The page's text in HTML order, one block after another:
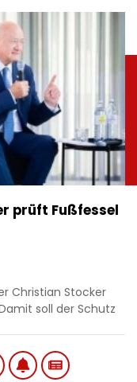
prüft Fußfessel
Christian Stocker
soll der Schutz